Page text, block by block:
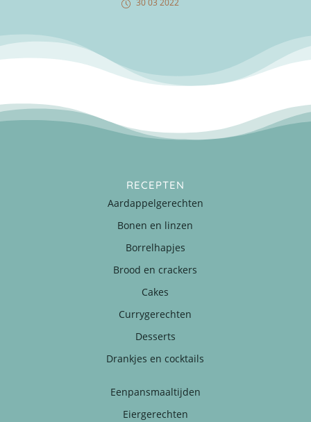
30 03 2022
RECEPTEN
Aardappelgerechten
Bonen en linzen
Borrelhapjes
Brood en crackers
Cakes
Currygerechten
Desserts
Drankjes en cocktails
Eenpansmaaltijden
Eiergerechten